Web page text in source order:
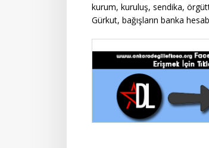
kurum, kuruluş, sendika,
Gürkut, bağışların banka